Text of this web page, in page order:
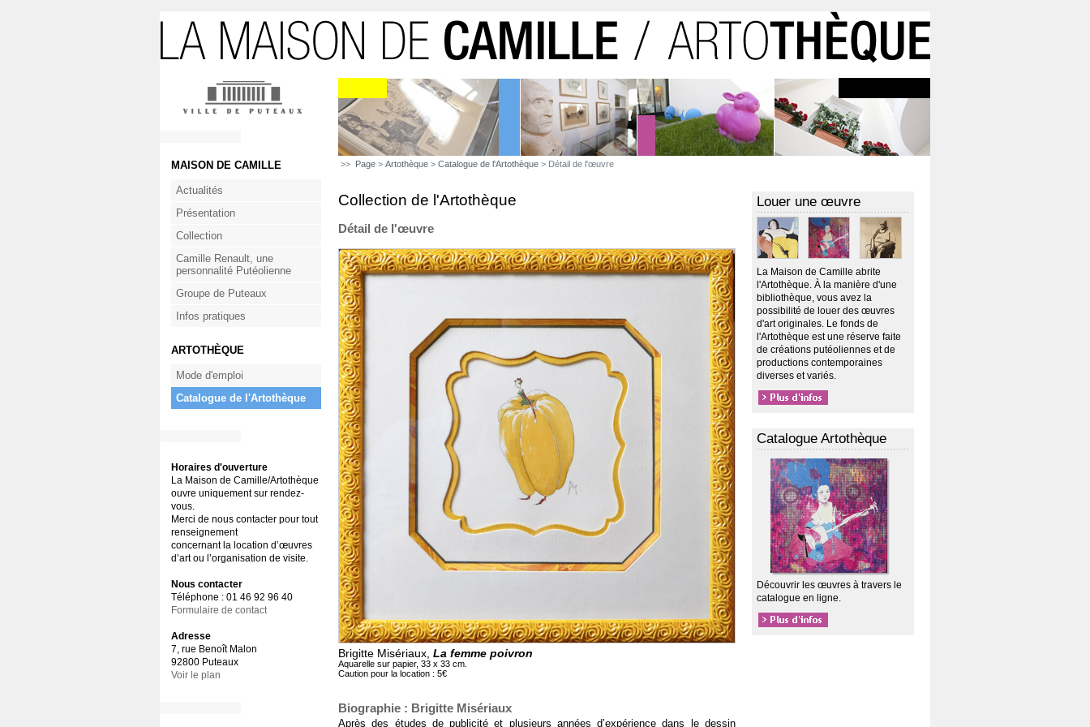
MAISON DE CAMILLE
Actualités
Présentation
Collection
Camille Renault, une
personnalité Putéolienne
Groupe de Puteaux
Infos pratiques
ARTOTHÈQUE
Mode d'emploi
Catalogue de l'Artothèque
Horaires d'ouverture
La Maison de Camille/Artothèque
ouvre uniquement sur rendez-
vous.
Merci de nous contacter pour tout
renseignement
concernant la location d’œuvres
d’art ou l’organisation de visite.
Nous contacter
Téléphone : 01 46 92 96 40
Formulaire de contact
Adresse
7, rue Benoît Malon
92800 Puteaux
Voir le plan
>> Page > Artothèque > Catalogue de l'Artothèque > Détail de l'œuvre
Collection de l'Artothèque
Détail de l'œuvre
Brigitte Misériaux, La femme poivron
Aquarelle sur papier, 33 x 33 cm.
Caution pour la location : 5€
Biographie : Brigitte Misériaux
Après des études de publicité et plusieurs années d’expérience dans le dessin
Louer une œuvre
La Maison de Camille abrite
l'Artothèque. À la manière d'une
bibliothèque, vous avez la
possibilité de louer des œuvres
d'art originales. Le fonds de
l'Artothèque est une réserve faite
de créations putéoliennes et de
productions contemporaines
diverses et variés.
Catalogue Artothèque
Découvrir les œuvres à travers le
catalogue en ligne.